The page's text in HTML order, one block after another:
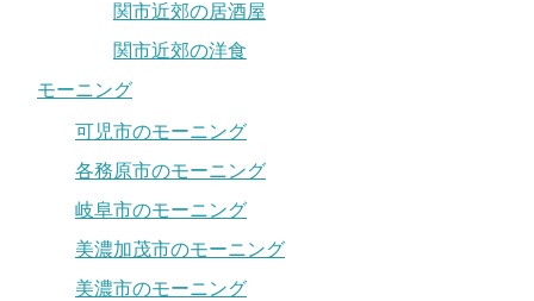
関市近郊の居酒屋
関市近郊の洋食
モーニング
可児市のモーニング
各務原市のモーニング
岐阜市のモーニング
美濃加茂市のモーニング
美濃市のモーニング